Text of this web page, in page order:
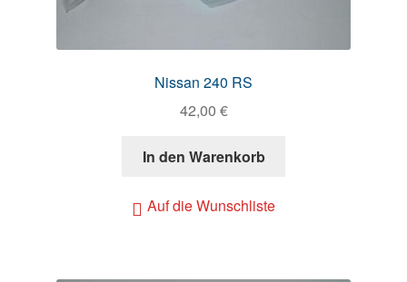
Nissan 240 RS
42,00 €
In den Warenkorb
Auf die Wunschliste